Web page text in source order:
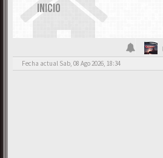
INICIO
Fecha actual Sab, 08 Ago 2026, 18:34